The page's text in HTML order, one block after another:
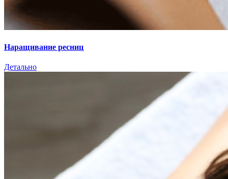
Наращивание ресниц
Детально